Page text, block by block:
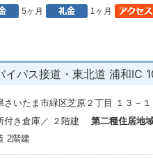
5ヶ月 1ヶ月
パス接道・東北道 浦和
さいたま市緑区芝原２丁目 １３－１
付き倉庫／ ２階建 第二種住居地
2階建